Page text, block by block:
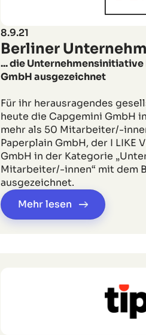
8.9.21
Berliner
... die Unternehmensinitiative
GmbH ausgezeichnet
Für ihr herausragendes
heute die Capgemini GmbH
mehr als 50 Mitarbeiter/-
Paperplain GmbH, der I LIKE
GmbH in der Kategorie
Mitarbeiter/-innen“ mit dem
ausgezeichnet.
Mehr lesen